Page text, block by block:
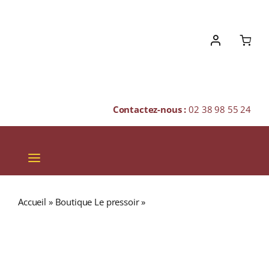
Contactez-nous :02 38 98 55 24
Toggle
Navigation
Accueil » Boutique Le pressoir»